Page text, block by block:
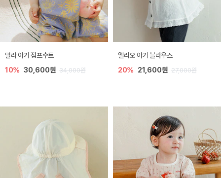
밀라 아기 점프수트
10% 30,600원 34,000원
엘리오 아기 블라우스
20% 21,600원 27,000원